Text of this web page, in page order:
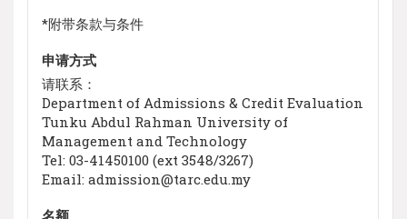
*附带条款与条件
申请方式
请联系：
Department of Admissions & Credit Evaluation
Tunku Abdul Rahman University of
Management and Technology
Tel: 03-41450100 (ext 3548/3267)
Email: admission@tarc.edu.my
名额